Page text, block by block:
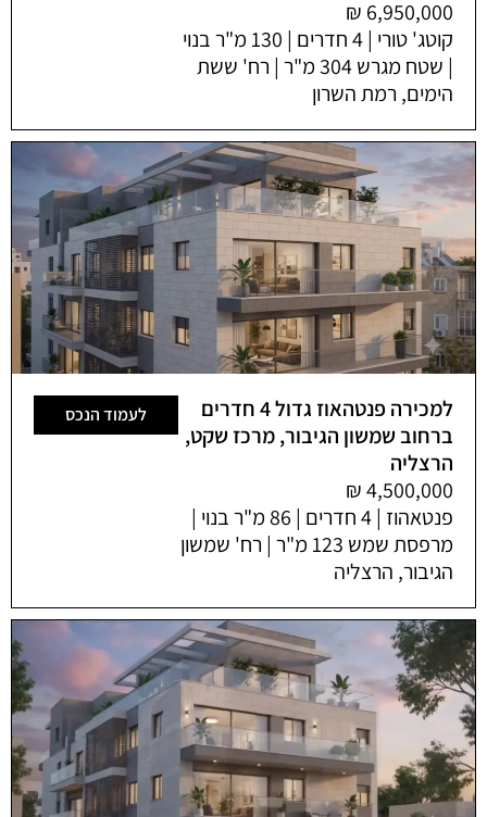
קוטג' טורי | 4 חדרים | 130 מ"ר בנוי
| שטח מגרש 304 מ"ר | רח' ששת
הימים, רמת השרון
למכירה פנטהאוז גדול 4 חדרים
ברחוב שמשון הגיבור, מרכז שקט,
הרצליה
פנטאהוז | 4 חדרים | 86 מ"ר בנוי |
מרפסת שמש 123 מ"ר | רח' שמשון
הגיבור, הרצליה
לעמוד הנכס